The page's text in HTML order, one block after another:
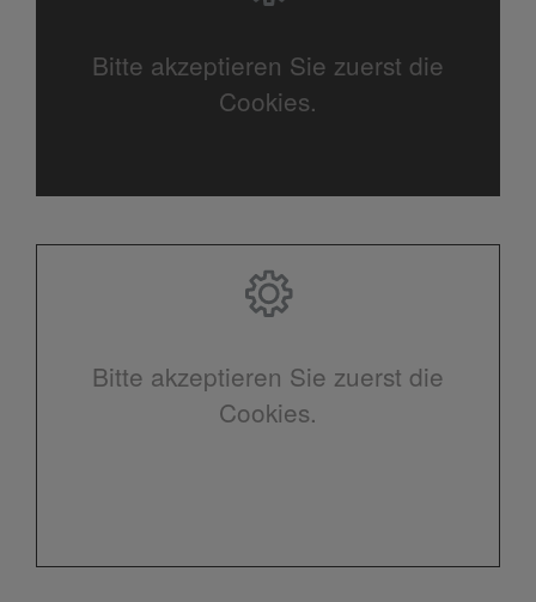
Bitte akzeptieren Sie zuerst die
Cookies.
Bitte akzeptieren Sie zuerst die
Cookies.